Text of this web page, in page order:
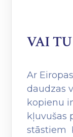
VAI
Ar
daudzas
kopienu
kļuvušas
stāstiem